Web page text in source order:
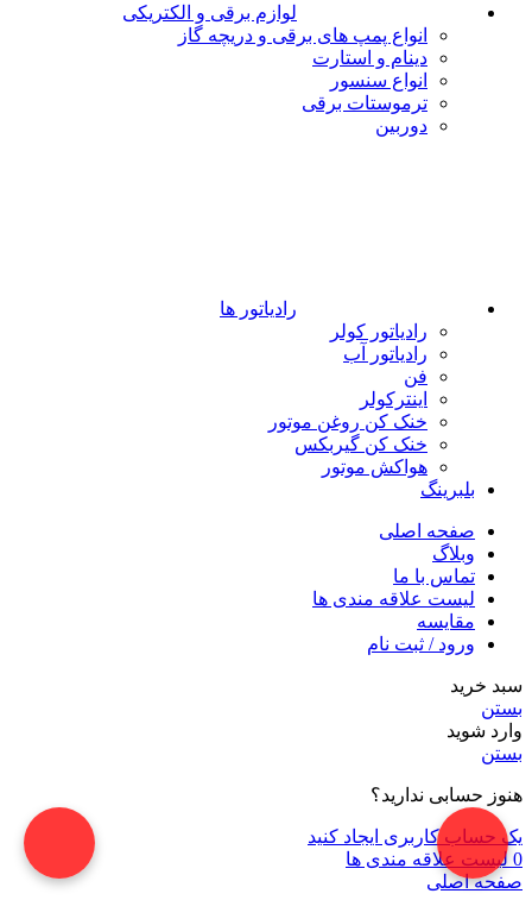
لوازم برقی و الکتریکی
انواع پمپ های برقی و دریچه گاز
دینام و استارت
انواع سنسور
ترموستات برقی
دوربین
رادیاتور ها
رادیاتور کولر
رادیاتور آب
فن
اینترکولر
خنک کن روغن موتور
خنک کن گیربکس
هواکش موتور
بلبرینگ
صفحه اصلی
وبلاگ
تماس با ما
لیست علاقه مندی ها
مقایسه
ورود / ثبت نام
سبد خرید
بستن
وارد شوید
بستن
هنوز حسابی ندارید؟
یک حساب کاربری ایجاد کنید
0 لیست علاقه مندی ها
صفحه اصلی